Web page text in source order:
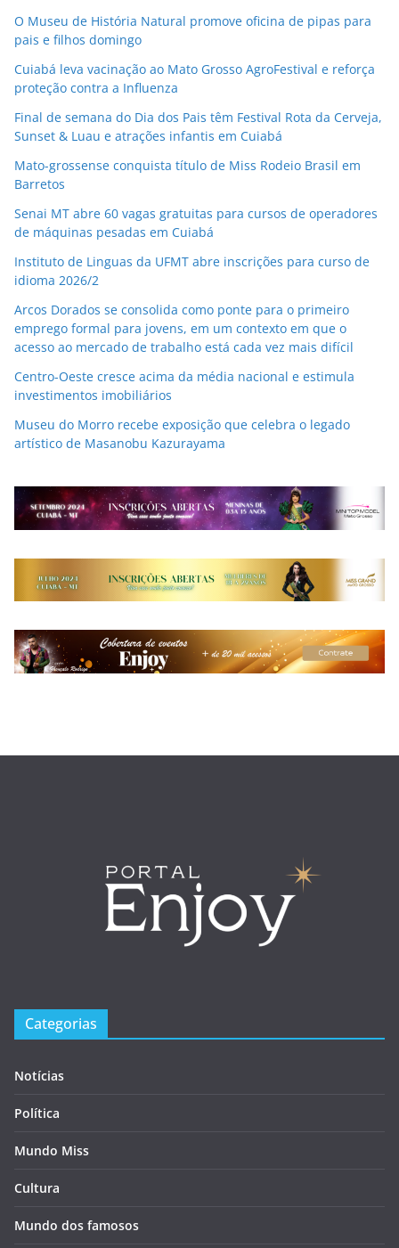
O Museu de História Natural promove oficina de pipas para
pais e filhos domingo
Cuiabá leva vacinação ao Mato Grosso AgroFestival e reforça
proteção contra a Influenza
Final de semana do Dia dos Pais têm Festival Rota da Cerveja,
Sunset & Luau e atrações infantis em Cuiabá
Mato-grossense conquista título de Miss Rodeio Brasil em
Barretos
Senai MT abre 60 vagas gratuitas para cursos de operadores
de máquinas pesadas em Cuiabá
Instituto de Linguas da UFMT abre inscrições para curso de
idioma 2026/2
Arcos Dorados se consolida como ponte para o primeiro
emprego formal para jovens, em um contexto em que o
acesso ao mercado de trabalho está cada vez mais difícil
Centro-Oeste cresce acima da média nacional e estimula
investimentos imobiliários
Museu do Morro recebe exposição que celebra o legado
artístico de Masanobu Kazurayama
Categorias
Notícias
Política
Mundo Miss
Cultura
Mundo dos famosos